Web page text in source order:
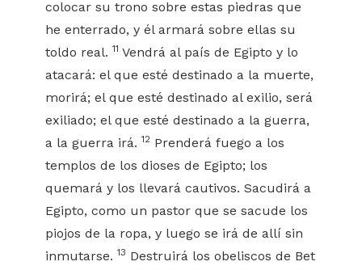
colocar su trono sobre estas piedras que
he enterrado, y él armará sobre ellas su
toldo real.11 Vendrá al país de Egipto y lo
atacará: el que esté destinado a la muerte,
morirá; el que esté destinado al exilio, será
exiliado; el que esté destinado a la guerra,
a la guerra irá.12 Prenderá fuego a los
templos de los dioses de Egipto; los
quemará y los llevará cautivos. Sacudirá a
Egipto, como un pastor que se sacude los
piojos de la ropa, y luego se irá de allí sin
inmutarse.13 Destruirá los obeliscos de Bet